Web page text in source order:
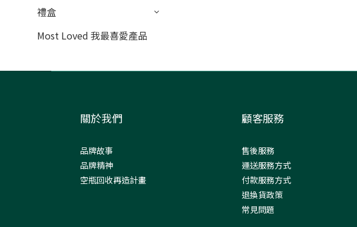
禮盒
Most Loved 我最喜愛產品
關於我們
品牌故事
品牌精神
空瓶回收再造計畫
顧客服務
售後服務
運送服務方式
付款服務方式
退換貨政策
常見問題